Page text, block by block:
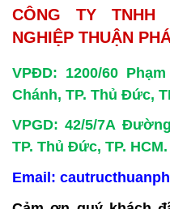
CÔNG TY
NGHIỆP THUẬN
VPĐD: 1200/60
Chánh, TP. Thủ Đức,
VPGD: 42/5/7A
TP. Thủ Đức, TP. HCM.
Email: